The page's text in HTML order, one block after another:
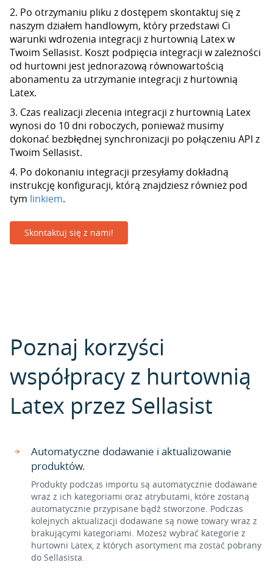
2. Po otrzymaniu pliku z dostępem skontaktuj się z
naszym działem handlowym, który przedstawi Ci
warunki wdrożenia integracji z hurtownią Latex w
Twoim Sellasist. Koszt podpięcia integracji w zależności
od hurtowni jest jednorazową równowartością
abonamentu za utrzymanie integracji z hurtownią
Latex.
3. Czas realizacji zlecenia integracji z hurtownią Latex
wynosi do 10 dni roboczych, ponieważ musimy
dokonać bezbłędnej synchronizacji po połączeniu API z
Twoim Sellasist.
4. Po dokonaniu integracji przesyłamy dokładną
instrukcję konfiguracji, którą znajdziesz również pod
tym linkiem.
Skontaktuj się z nami!
Poznaj korzyści
współpracy z hurtownią
Latex przez Sellasist
Automatyczne dodawanie i aktualizowanie
produktów.
Produkty podczas importu są automatycznie dodawane
wraz z ich kategoriami oraz atrybutami, które zostaną
automatycznie przypisane bądź stworzone. Podczas
kolejnych aktualizacji dodawane są nowe towary wraz z
brakującymi kategoriami. Możesz wybrać kategorie z
hurtowni Latex, z których asortyment ma zostać pobrany
do Sellasista.